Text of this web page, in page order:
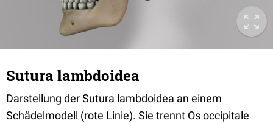
Sutura lambdoidea
Darstellung der Sutura lambdoidea an einem
Schädelmodell (rote Linie). Sie trennt Os occipitale